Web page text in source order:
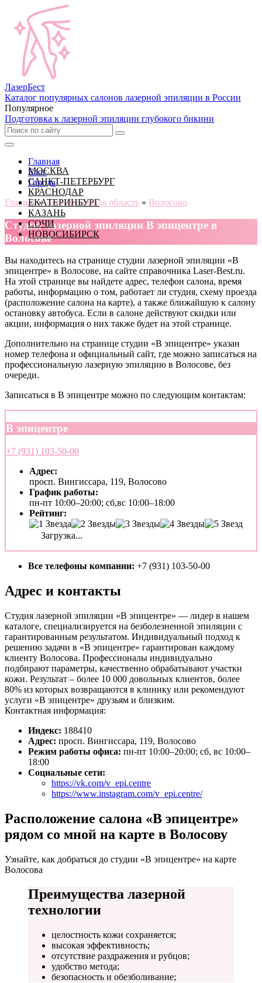
ЛазерБест
Каталог популярных салонов лазерной эпиляции в России
Популярное
Подготовка к лазерной эпиляции глубокого бикини
МОСКВА
САНКТ-ПЕТЕРБУРГ
КРАСНОДАР
ЕКАТЕРИНБУРГ
КАЗАНЬ
СОЧИ
НОВОСИБИРСК
Главная
Блог
Города
Главная » Ленинградская область » Волосово
Cтудия лазерной эпиляции В эпицентре в
Волосове
Вы находитесь на странице студии лазерной эпиляции «В
эпицентре» в Волосове, на сайте справочника Laser-Best.ru.
На этой странице вы найдете адрес, телефон салона, время
работы, информацию о том, работает ли студия, схему проезда
(расположение салона на карте), а также ближайшую к салону
остановку автобуса. Если в салоне действуют скидки или
акции, информация о них также будет на этой странице.
Дополнительно на странице студии «В эпицентре» указан
номер телефона и официальный сайт, где можно записаться на
профессиональную лазерную эпиляцию в Волосове, без
очереди.
Записаться в В эпицентре можно по следующим контактам:
В эпицентре
+7 (931) 103-50-00
Адрес:
просп. Вингиссара, 119, Волосово
График работы:
пн-пт 10:00–20:00; сб,вс 10:00–18:00
Рейтинг:
Загрузка...
Все телефоны компании: +7 (931) 103-50-00
Адрес и контакты
Студия лазерной эпиляции «В эпицентре» — лидер в нашем
каталоге, специализируется на безболезненной эпиляции с
гарантированным результатом. Индивидуальный подход к
решению задачи в «В эпицентре» гарантирован каждому
клиенту Волосова. Профессионалы индивидуально
подбирают параметры, качественно обрабатывают участки
кожи. Результат – более 10 000 довольных клиентов, более
80% из которых возвращаются в клинику или рекомендуют
услуги «В эпицентре» друзьям и близким.
Контактная информация:
Индекс: 188410
Адрес: просп. Вингиссара, 119, Волосово
Режим работы офиса: пн-пт 10:00–20:00; сб, вс 10:00–
18:00
Социальные сети:
https://vk.com/v_epi.centre
https://www.instagram.com/v_epi.centre/
Расположение салона «В эпицентре»
рядом со мной на карте в Волосову
Узнайте, как добраться до студии «В эпицентре» на карте
Волосова
Преимущества лазерной
технологии
целостность кожи сохраняется;
высокая эффективность;
отсутствие раздражения и рубцов;
удобство метода;
безопасность и обезболивание;